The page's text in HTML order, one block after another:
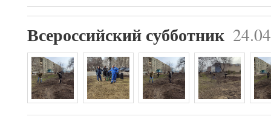
Всероссийский субботник